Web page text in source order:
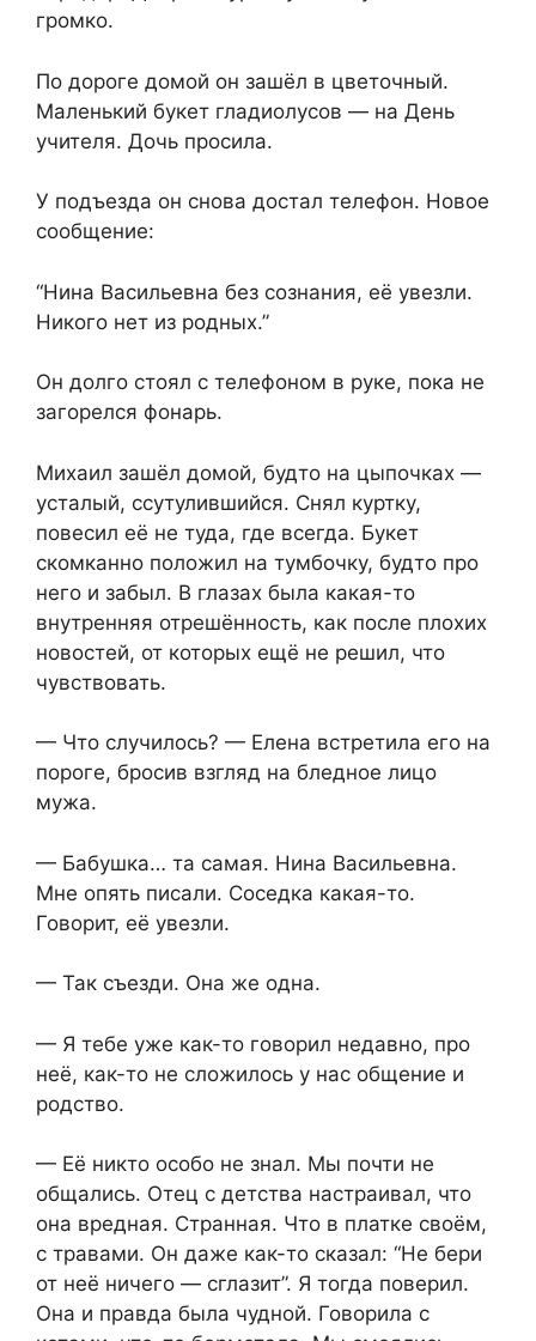
громко.
По дороге домой он зашёл в цветочный.
Маленький букет гладиолусов — на День
учителя. Дочь просила.
У подъезда он снова достал телефон. Новое
сообщение:
“Нина Васильевна без сознания, её увезли.
Никого нет из родных.”
Он долго стоял с телефоном в руке, пока не
загорелся фонарь.
Михаил зашёл домой, будто на цыпочках —
усталый, ссутулившийся. Снял куртку,
повесил её не туда, где всегда. Букет
скомканно положил на тумбочку, будто про
него и забыл. В глазах была какая-то
внутренняя отрешённость, как после плохих
новостей, от которых ещё не решил, что
чувствовать.
— Что случилось? — Елена встретила его на
пороге, бросив взгляд на бледное лицо
мужа.
— Бабушка… та самая. Нина Васильевна.
Мне опять писали. Соседка какая-то.
Говорит, её увезли.
— Так съезди. Она же одна.
— Я тебе уже как-то говорил недавно, про
неё, как-то не сложилось у нас общение и
родство.
— Её никто особо не знал. Мы почти не
общались. Отец с детства настраивал, что
она вредная. Странная. Что в платке своём,
с травами. Он даже как-то сказал: “Не бери
от неё ничего — сглазит”. Я тогда поверил.
Она и правда была чудной. Говорила с